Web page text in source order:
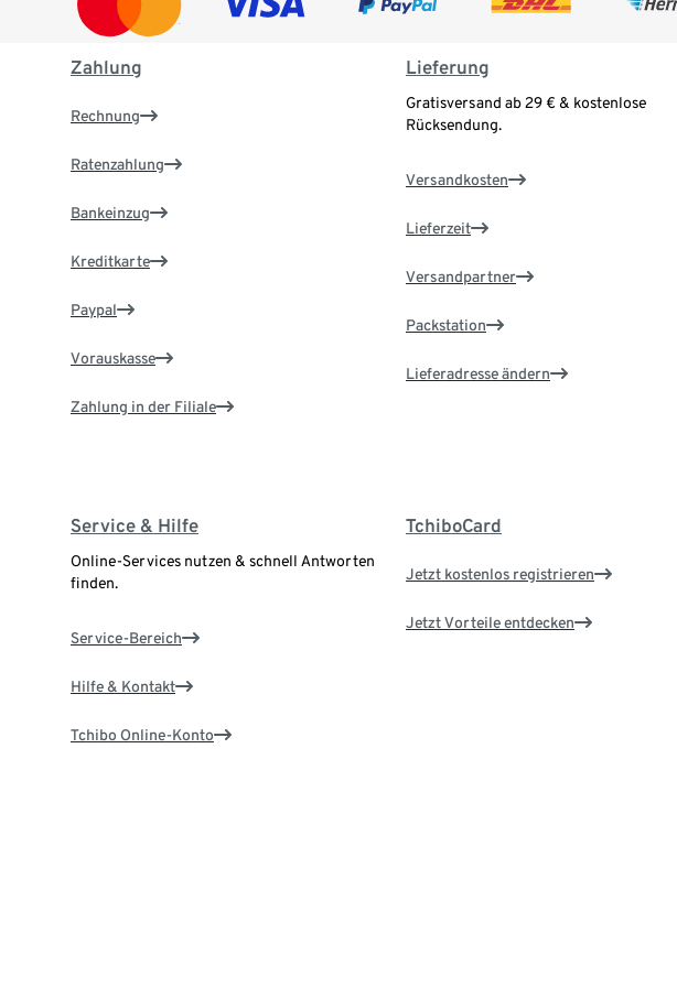
Zahlung
Rechnung
Ratenzahlung
Bankeinzug
Kreditkarte
Paypal
Vorauskasse
Zahlung in der Filiale
Lieferung
Gratisversand ab 29 € & kostenlose
Rücksendung.
Versandkosten
Lieferzeit
Versandpartner
Packstation
Lieferadresse ändern
Service & Hilfe
Online-Services nutzen & schnell Antworten
finden.
Service-Bereich
Hilfe & Kontakt
Tchibo Online-Konto
TchiboCard
Jetzt kostenlos registrieren
Jetzt Vorteile entdecken